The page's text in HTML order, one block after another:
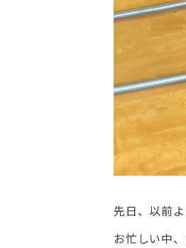
先日、以前
お忙しい中